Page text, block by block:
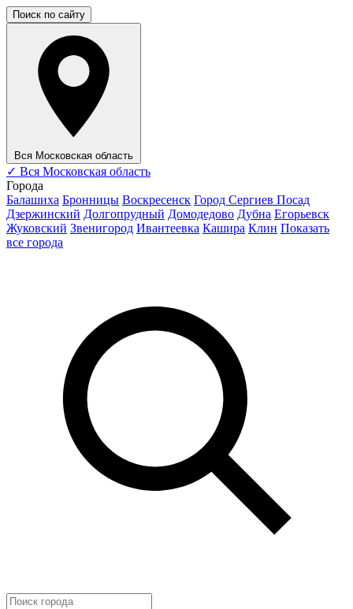
Поиск по сайту
Вся Московская область
✓ Вся Московская область
Города
Балашиха Бронницы Воскресенск Город Сергиев Посад
Дзержинский Долгопрудный Домодедово Дубна Егорьевск
Жуковский Звенигород Ивантеевка Кашира Клин Показать
все города